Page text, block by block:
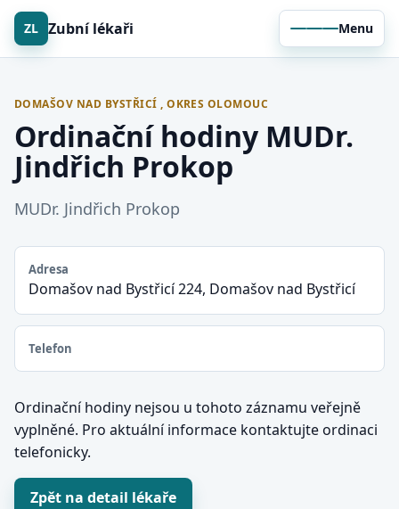
ZL Zubní lékaři Menu
DOMAŠOV NAD BYSTŘICÍ , OKRES OLOMOUC
Ordinační hodiny MUDr.
Jindřich Prokop
MUDr. Jindřich Prokop
Adresa
Domašov nad Bystřicí 224, Domašov nad Bystřicí
Telefon
Ordinační hodiny nejsou u tohoto záznamu veřejně
vyplněné. Pro aktuální informace kontaktujte ordinaci
telefonicky.
Zpět na detail lékaře